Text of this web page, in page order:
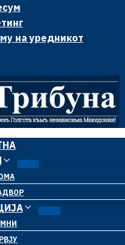
на уредникот